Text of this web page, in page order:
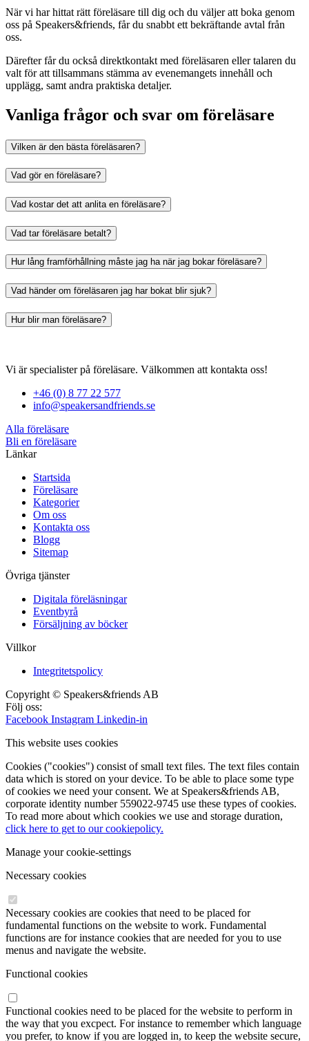
När vi har hittat rätt föreläsare till dig och du väljer att boka genom
oss på Speakers&friends, får du snabbt ett bekräftande avtal från
oss.
Därefter får du också direktkontakt med föreläsaren eller talaren du
valt för att tillsammans stämma av evenemangets innehåll och
upplägg, samt andra praktiska detaljer.
Vanliga frågor och svar om föreläsare
Vilken är den bästa föreläsaren?
Vad gör en föreläsare?
Vad kostar det att anlita en föreläsare?
Vad tar föreläsare betalt?
Hur lång framförhållning måste jag ha när jag bokar föreläsare?
Vad händer om föreläsaren jag har bokat blir sjuk?
Hur blir man föreläsare?
Vi är specialister på föreläsare. Välkommen att kontakta oss!
+46 (0) 8 77 22 577
info@speakersandfriends.se
Alla föreläsare
Bli en föreläsare​
Länkar
Startsida
Föreläsare
Kategorier
Om oss
Kontakta oss
Blogg
Sitemap
Övriga tjänster
Digitala föreläsningar
Eventbyrå
Försäljning av böcker
Villkor
Integritetspolicy
Copyright © Speakers&friends AB
Följ oss:
Facebook Instagram Linkedin-in
This website uses cookies
Cookies ("cookies") consist of small text files. The text files contain
data which is stored on your device. To be able to place some type
of cookies we need your consent. We at Speakers&friends AB,
corporate identity number 559022-9745 use these types of cookies.
To read more about which cookies we use and storage duration,
click here to get to our cookiepolicy.
Manage your cookie-settings
Necessary cookies
Necessary cookies are cookies that need to be placed for
fundamental functions on the website to work. Fundamental
functions are for instance cookies that are needed for you to use
menus and navigate the website.
Functional cookies
Functional cookies need to be placed for the website to perform in
the way that you excpect. For instance to remember which language
you prefer, to know if you are logged in, to keep the website secure,